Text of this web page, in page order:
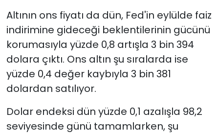
Altının ons fiyatı da dün, Fed'in eylülde faiz
indirimine gideceği beklentilerinin gücünü
korumasıyla yüzde 0,8 artışla 3 bin 394
dolara çıktı. Ons altın şu sıralarda ise
yüzde 0,4 değer kaybıyla 3 bin 381
dolardan satılıyor.
Dolar endeksi dün yüzde 0,1 azalışla 98,2
seviyesinde günü tamamlarken, şu